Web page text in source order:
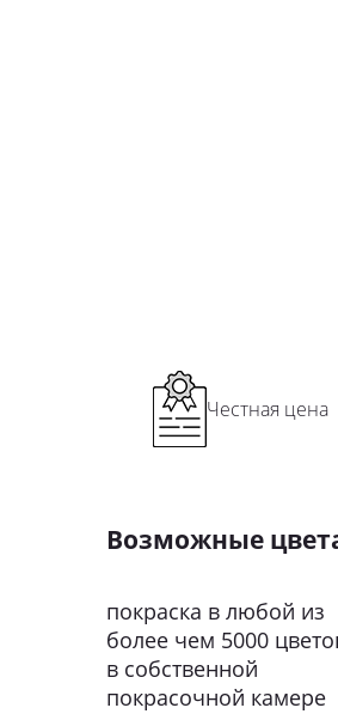
Честная цена
Возможные
покраска в любой из
более чем 5000
в собственной
покрасочной камере